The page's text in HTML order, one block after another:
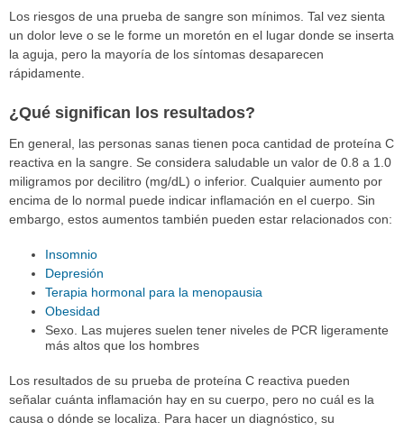
Los riesgos de una prueba de sangre son mínimos. Tal vez sienta
un dolor leve o se le forme un moretón en el lugar donde se inserta
la aguja, pero la mayoría de los síntomas desaparecen
rápidamente.
¿Qué significan los resultados?
En general, las personas sanas tienen poca cantidad de proteína C
reactiva en la sangre. Se considera saludable un valor de 0.8 a 1.0
miligramos por decilitro (mg/dL) o inferior. Cualquier aumento por
encima de lo normal puede indicar inflamación en el cuerpo. Sin
embargo, estos aumentos también pueden estar relacionados con:
Insomnio
Depresión
Terapia hormonal para la menopausia
Obesidad
Sexo. Las mujeres suelen tener niveles de PCR ligeramente
más altos que los hombres
Los resultados de su prueba de proteína C reactiva pueden
señalar cuánta inflamación hay en su cuerpo, pero no cuál es la
causa o dónde se localiza. Para hacer un diagnóstico, su